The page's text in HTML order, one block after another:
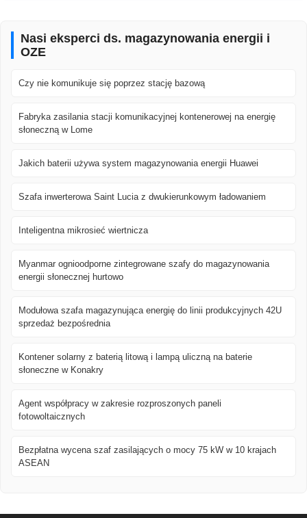
Nasi eksperci ds. magazynowania energii i
OZE
Czy nie komunikuje się poprzez stację bazową
Fabryka zasilania stacji komunikacyjnej kontenerowej na energię
słoneczną w Lome
Jakich baterii używa system magazynowania energii Huawei
Szafa inwerterowa Saint Lucia z dwukierunkowym ładowaniem
Inteligentna mikrosieć wiertnicza
Myanmar ognioodporne zintegrowane szafy do magazynowania
energii słonecznej hurtowo
Modułowa szafa magazynująca energię do linii produkcyjnych 42U
sprzedaż bezpośrednia
Kontener solarny z baterią litową i lampą uliczną na baterie
słoneczne w Konakry
Agent współpracy w zakresie rozproszonych paneli
fotowoltaicznych
Bezpłatna wycena szaf zasilających o mocy 75 kW w 10 krajach
ASEAN